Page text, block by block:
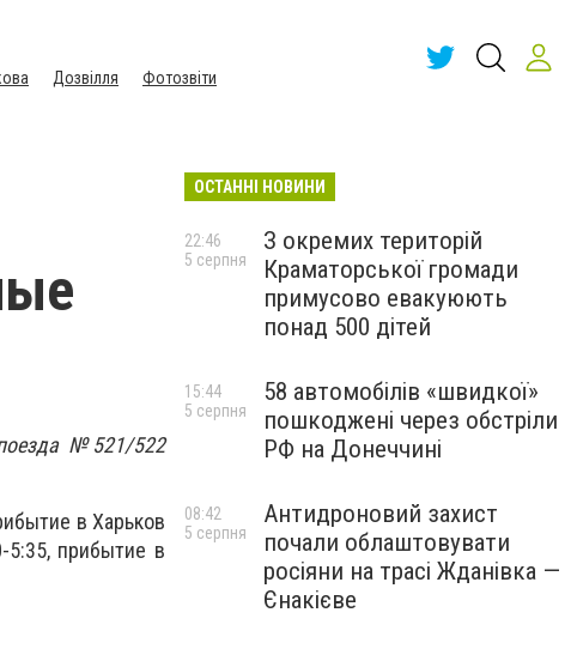
Дозвілля Фотозвіти
№521/522
в Харьков
прибытие в
ОСТАННІ НОВИНИ
З окремих територій
Краматорської громади
примусово евакуюють
понад 500 дітей
22:46
5 серпня
58 автомобілів «швидкої»
пошкоджені через обстріли
РФ на Донеччині
15:44
5 серпня
Антидроновий захист
почали облаштовувати
росіяни на трасі Жданівка —
Єнакієве
08:42
5 серпня